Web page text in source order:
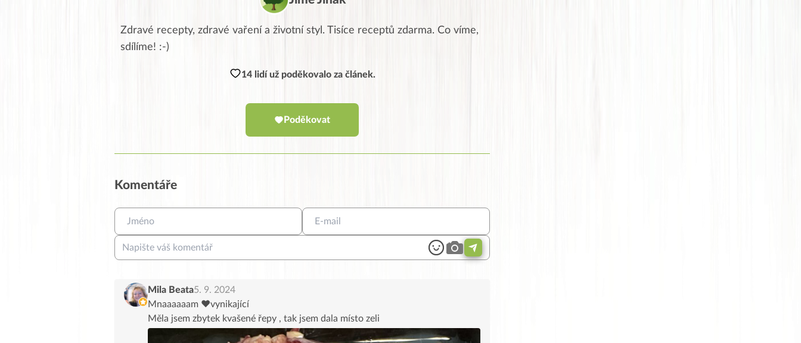
Zdravé recepty, zdravé vaření a životní styl. Tisíce receptů zdarma. Co víme,
sdílíme! :-)
14 lidí už poděkovalo za článek.
Poděkovat
Komentáře
Mila Beata5. 9. 2024
Mnaaaaaam ♥️vynikající
Měla jsem zbytek kvašené řepy , tak jsem dala místo zeli